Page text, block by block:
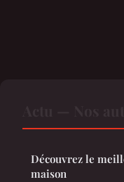
Découvrez le
maison